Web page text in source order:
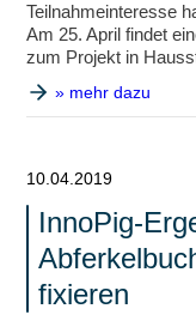
Teilnahmeinteresse
Am 25. April findet
zum Projekt in
» mehr dazu
10.04.2019
InnoPig-
fixieren